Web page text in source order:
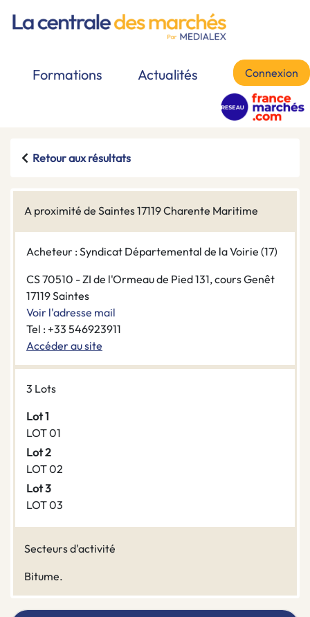
Formations Actualités Connexion
Retour aux résultats
A proximité de Saintes 17119 Charente Maritime
Acheteur : Syndicat Départemental de la Voirie (17)
CS 70510 - ZI de l'Ormeau de Pied 131, cours Genêt
17119 Saintes
Voir l'adresse mail
Tel : +33 546923911
Accéder au site
3 Lots
Lot 1
LOT 01
Lot 2
LOT 02
Lot 3
LOT 03
Secteurs d'activité
Bitume.